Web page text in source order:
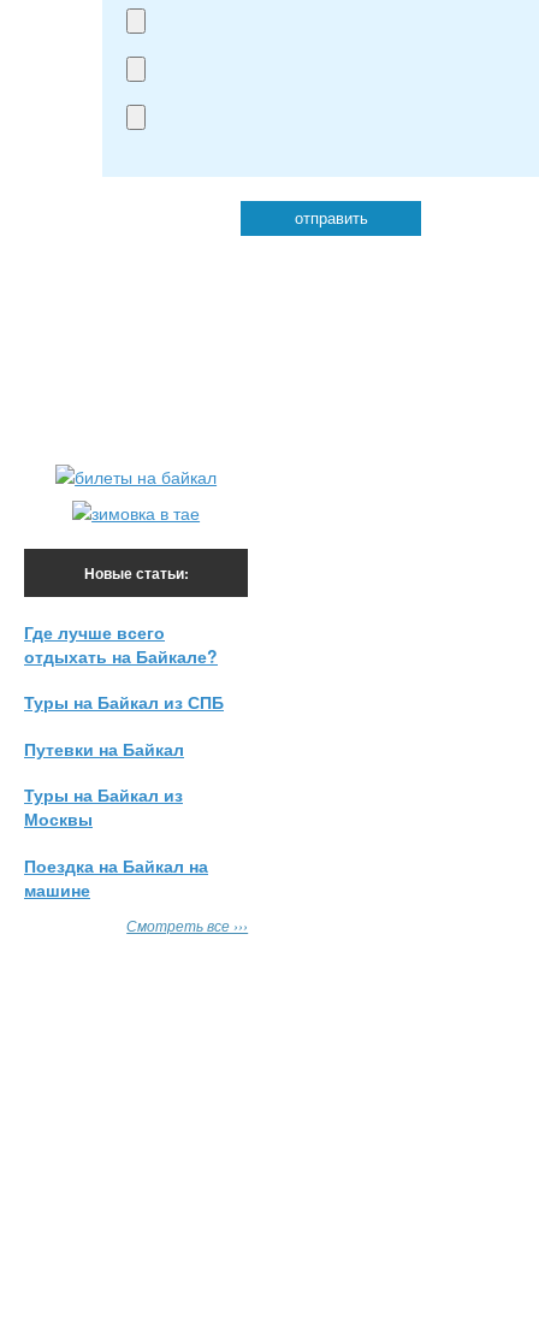
Новые статьи:
Где лучше всего
отдыхать на Байкале?
Туры на Байкал из СПБ
Путевки на Байкал
Туры на Байкал из
Москвы
Поездка на Байкал на
машине
Смотреть все ›››